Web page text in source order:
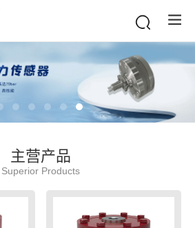
主营产品
Superior Products